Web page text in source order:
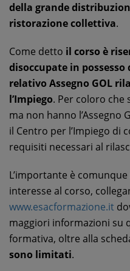
della grande
ristorazione collettiva.
Come detto il corso è
disoccupate in possesso
relativo Assegno GOL
l’Impiego. Per coloro che
ma non hanno l’Assegno
il Centro per l’Impiego di
requisiti necessari al
L’importante è
interesse al corso,
www.esacformazione.it
maggiori informazioni su
formativa, oltre alla
sono limitati.